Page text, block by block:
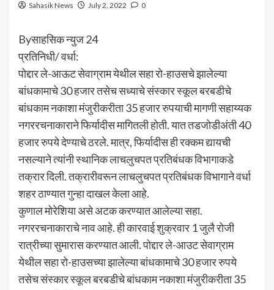
Sahasik News July 2, 2022 0
Byसाहसिक न्युज 24
प्रतिनिधी/ वर्धा:
पोद्दार ले-आऊट सेवाग्राम येथील सहा रो-हाउसचे झालेल्या
बांधकामाचे 30 हजार तसेच सध्याचे संस्कार स्कूल बरबडीचे
बांधकाम नकाशा मंजुरीकरीता 35 हजार रुपयाची मागणी सहाय्यक
नगररचनाकाराने फिर्यादीस मागितली होती. यात तडजोडीअंती 40
हजार रुपये देण्याचे ठरले. मात्र, फिर्यादीस ही रक्कम द्यायची
नसल्याने त्यांनी स्थानिक लाचलुचपत प्रतिबंधक विभागाकडे
तक्रार दिली. तक्रारीवरून लाचलुचपत प्रतिबंधक विभागाने वर्धा
शहर ठाण्यात गुन्हा दाखल केला आहे.
कुणाल मोरेशिया असे अटक करण्यात आलेल्या सहा.
नगररचनाकाराचे नाव आहे. ही कारवाई शुक्रवार 1 जुलै रोजी
रात्रीच्या सुमारास करण्यात आली. पोद्दार ले-आउट सेवाग्राम
येथील सहा रो-हाउसच्या झालेल्या बांधकामाचे 30 हजार रुपये
तसेच संस्कार स्कूल बरबडीचे बांधकाम नकाशा मंजुरीकरीता 35